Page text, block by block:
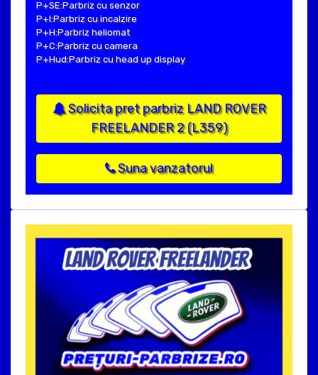
P+SE:Parbriz cu senzor
P+I:Parbriz cu incalzire
P+H:Parbriz heliomat
P+C:Parbriz cu camera
P+Hud:Parbriz cu head up display
Solicita pret parbriz LAND ROVER
FREELANDER 2 (L359)
Suna vanzatorul